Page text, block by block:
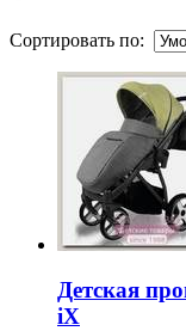
Сортировать по:
Детская
iX